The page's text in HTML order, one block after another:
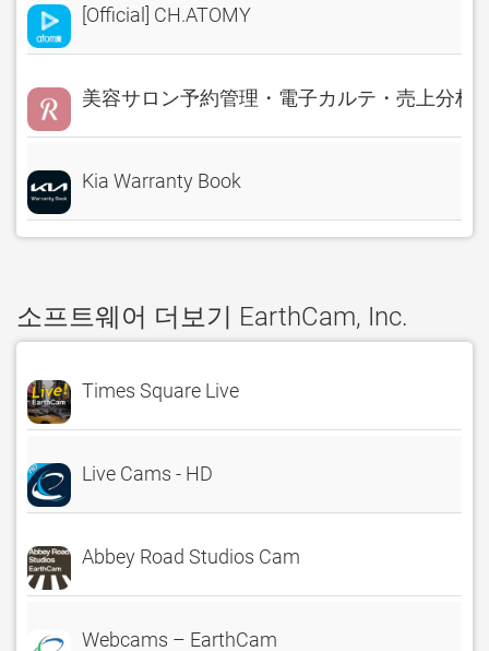
[Official] CH.ATOMY
美容サロン予約管理・電子カルテ・売上分析
Kia Warranty Book
소프트웨어 더보기 EarthCam, Inc.
Times Square Live
Live Cams - HD
Abbey Road Studios Cam
Webcams – EarthCam